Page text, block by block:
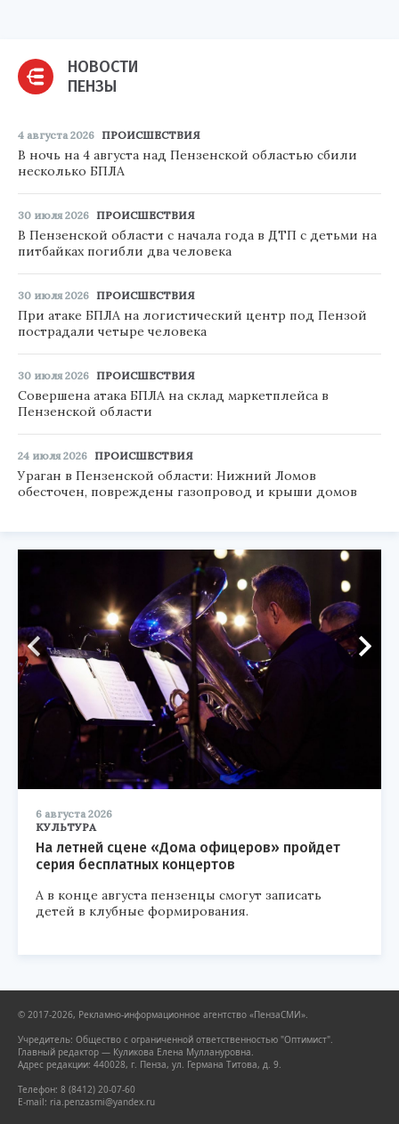
НОВОСТИ
ПЕНЗЫ
4 августа 2026 ПРОИСШЕСТВИЯ
В ночь на 4 августа над Пензенской областью сбили
несколько БПЛА
30 июля 2026 ПРОИСШЕСТВИЯ
В Пензенской области с начала года в ДТП с детьми на
питбайках погибли два человека
30 июля 2026 ПРОИСШЕСТВИЯ
При атаке БПЛА на логистический центр под Пензой
пострадали четыре человека
30 июля 2026 ПРОИСШЕСТВИЯ
Совершена атака БПЛА на склад маркетплейса в
Пензенской области
24 июля 2026 ПРОИСШЕСТВИЯ
Ураган в Пензенской области: Нижний Ломов
обесточен, повреждены газопровод и крыши домов
6 августа 2026
КУЛЬТУРА
На летней сцене «Дома офицеров» пройдет
серия бесплатных концертов
А в конце августа пензенцы смогут записать
детей в клубные формирования.
© 2017-2026, Рекламно-информационное агентство «ПензаСМИ».
Учредитель: Общество с ограниченной ответственностью "Оптимист".
Главный редактор — Куликова Елена Муллануровна.
Адрес редакции: 440028, г. Пенза, ул. Германа Титова, д. 9.
Телефон: 8 (8412) 20-07-60
E-mail: ria.penzasmi@yandex.ru